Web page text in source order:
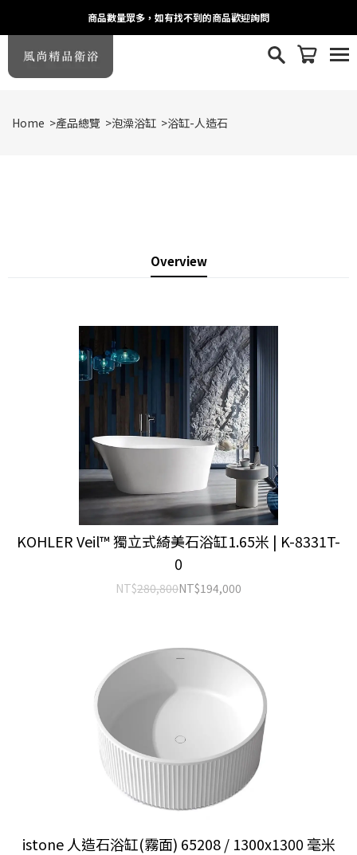
商品數量眾多，如有找不到的商品歡迎詢問
Home >產品總覽 >泡澡浴缸 >浴缸-人造石
Overview
KOHLER Veil™ 獨立式綺美石浴缸1.65米 | K-8331T-
0
NT$280,800NT$194,000
istone 人造石浴缸(霧面) 65208 / 1300x1300 毫米